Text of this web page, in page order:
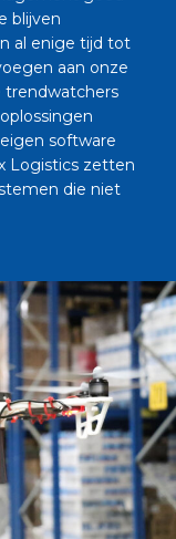
blijven
al enige tijd tot
aan onze
trendwatchers
software
Logistics zetten
die niet